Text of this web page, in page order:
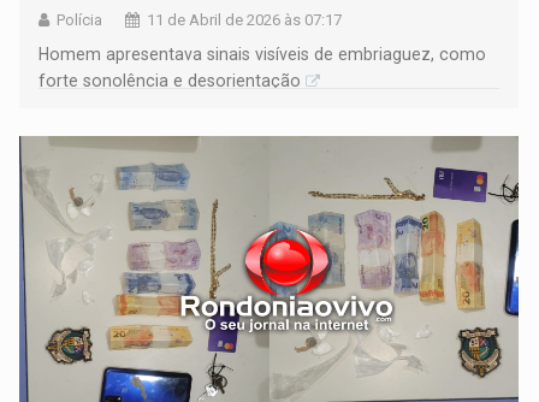
Polícia 11 de Abril de 2026 às 07:17
Homem apresentava sinais visíveis de embriaguez, como
forte sonolência e desorientação